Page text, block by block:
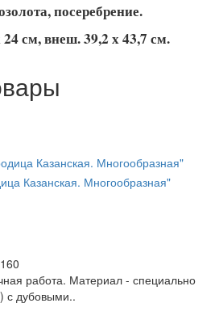
посеребрение.
см, внеш. 39,2 х 43,7 см.
Казанская. Многообразная"
работа. Материал - специально
с дубовыми..